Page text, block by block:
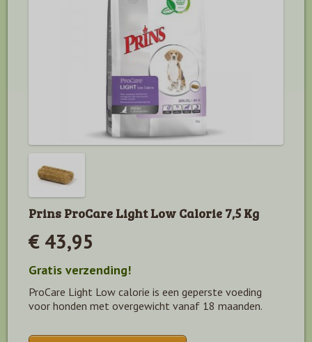
Prins ProCare Light Low Calorie 7,5 Kg
€ 43,95
Gratis verzending!
ProCare Light Low calorie is een geperste voeding
voor honden met overgewicht vanaf 18 maanden.